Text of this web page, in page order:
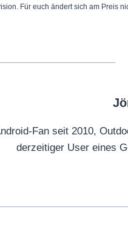
Für euch ändert sich am Preis
Fan seit 2010,
derzeitiger User eines